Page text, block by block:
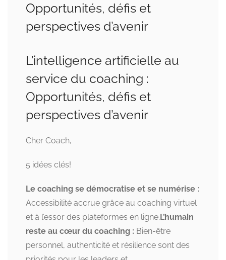
Opportunités, défis et
perspectives d’avenir
L’intelligence artificielle au
service du coaching :
Opportunités, défis et
perspectives d’avenir
Cher Coach,
5 idées clés!
Le coaching se démocratise et se numérise :
Accessibilité accrue grâce au coaching virtuel
et à l’essor des plateformes en ligne.L’humain
reste au cœur du coaching : Bien-être
personnel, authenticité et résilience sont des